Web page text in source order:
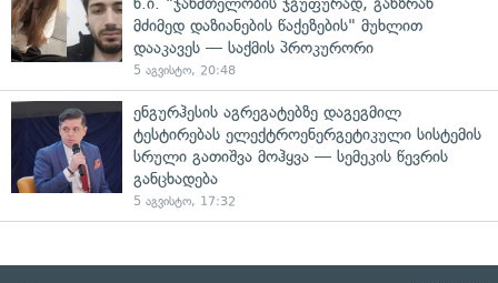
მძიმედ დაზიანების წაქეზების" მუხლით
დააკავეს — საქმის პროკურორი
5 აგვისტო, 20:48
ენგურჰესის აგრეგატებზე დაგეგმილ
ტესტირებას ელექტროენერგეტიკული სისტემის
სრული გათიშვა მოჰყვა — სემეკის წევრის
განცხადება
5 აგვისტო, 17:32